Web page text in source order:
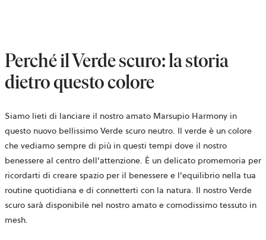
Perché il Verde scuro: la storia
dietro questo colore
Siamo lieti di lanciare il nostro amato Marsupio Harmony in
questo nuovo bellissimo Verde scuro neutro. Il verde è un colore
che vediamo sempre di più in questi tempi dove il nostro
benessere al centro dell'attenzione. È un delicato promemoria per
ricordarti di creare spazio per il benessere e l'equilibrio nella tua
routine quotidiana e di connetterti con la natura. Il nostro Verde
scuro sarà disponibile nel nostro amato e comodissimo tessuto in
mesh.